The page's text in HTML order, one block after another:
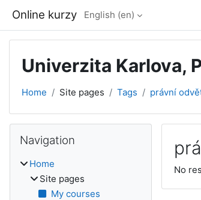
Online kurzy English ‎(en)‎
Univerzita Karlova,
Home Site pages Tags právní
No
Blocks
Navigation
Home
Site pages
My courses